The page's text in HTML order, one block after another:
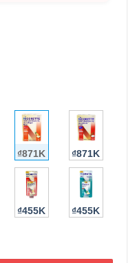
₫871K ₫871K
₫455K ₫455K
4mg 100 viên số lượng